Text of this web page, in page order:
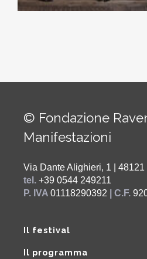
© Fondazione
Manifestazioni
Via Dante Alighieri, 1 | 48121
tel. +39 0544 249211
P. IVA 01118290392 | C.F.
Il festival
Il programma